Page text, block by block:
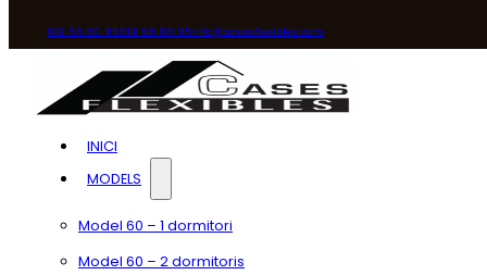
619 56 80 95619 56 80 95info@casasflexibles.com
INICI
MODELS
Model 60 – 1 dormitori
Model 60 – 2 dormitoris